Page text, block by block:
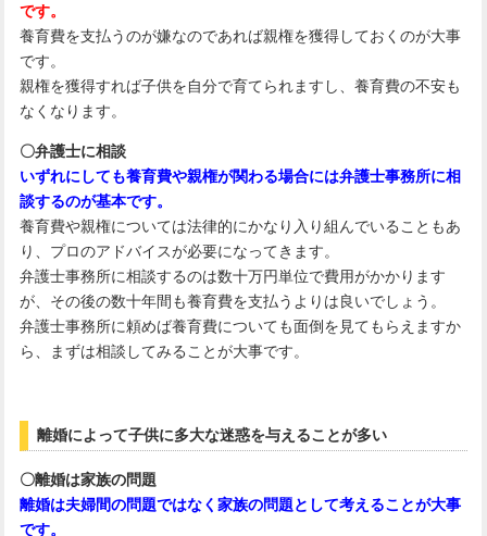
です。
養育費を支払うのが嫌なのであれば親権を獲得しておくのが大事
です。
親権を獲得すれば子供を自分で育てられますし、養育費の不安も
なくなります。
〇弁護士に相談
いずれにしても養育費や親権が関わる場合には弁護士事務所に相
談するのが基本です。
養育費や親権については法律的にかなり入り組んでいることもあ
り、プロのアドバイスが必要になってきます。
弁護士事務所に相談するのは数十万円単位で費用がかかります
が、その後の数十年間も養育費を支払うよりは良いでしょう。
弁護士事務所に頼めば養育費についても面倒を見てもらえますか
ら、まずは相談してみることが大事です。
離婚によって子供に多大な迷惑を与えることが多い
〇離婚は家族の問題
離婚は夫婦間の問題ではなく家族の問題として考えることが大事
です。